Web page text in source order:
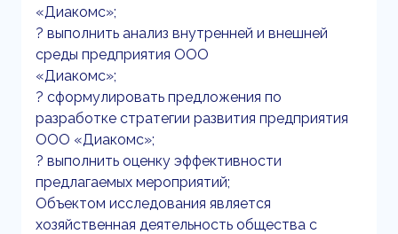
«Диакомс»;
? выполнить анализ внутренней и внешней
среды предприятия ООО
«Диакомс»;
? сформулировать предложения по
разработке стратегии развития предприятия
ООО «Диакомс»;
? выполнить оценку эффективности
предлагаемых мероприятий;
Объектом исследования является
хозяйственная деятельность общества с